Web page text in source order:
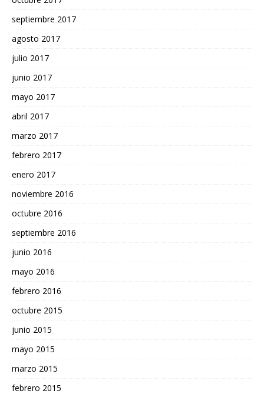
septiembre 2017
agosto 2017
julio 2017
junio 2017
mayo 2017
abril 2017
marzo 2017
febrero 2017
enero 2017
noviembre 2016
octubre 2016
septiembre 2016
junio 2016
mayo 2016
febrero 2016
octubre 2015
junio 2015
mayo 2015
marzo 2015
febrero 2015